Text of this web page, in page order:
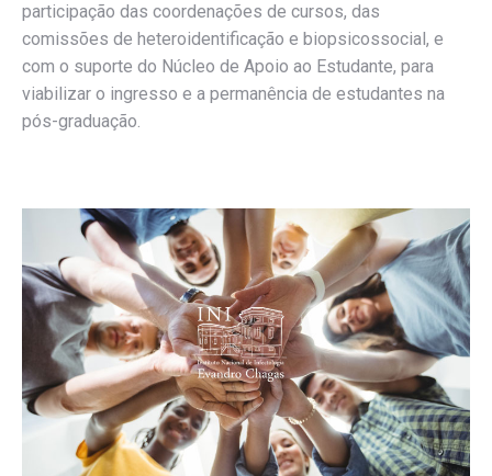
participação das coordenações de cursos, das
comissões de heteroidentificação e biopsicossocial, e
com o suporte do Núcleo de Apoio ao Estudante, para
viabilizar o ingresso e a permanência de estudantes na
pós-graduação.